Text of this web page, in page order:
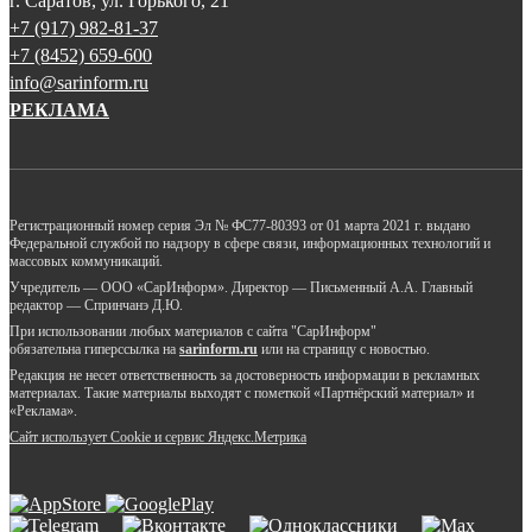
+7 (917) 982-81-37
+7 (8452) 659-600
info@sarinform.ru
РЕКЛАМА
Регистрационный номер серия Эл № ФС77-80393 от 01 марта 2021 г. выдано
Федеральной службой по надзору в сфере связи, информационных технологий и
массовых коммуникаций.
Учредитель — ООО «СарИнформ». Директор — Письменный А.А. Главный
редактор — Спринчанэ Д.Ю.
При использовании любых материалов с сайта "СарИнформ"
обязательна гиперссылка на sarinform.ru или на страницу с новостью.
Редакция не несет ответственность за достоверность информации в рекламных
материалах. Такие материалы выходят с пометкой «Партнёрский материал» и
«Реклама».
Сайт использует Cookie и сервиc Яндекс.Метрика